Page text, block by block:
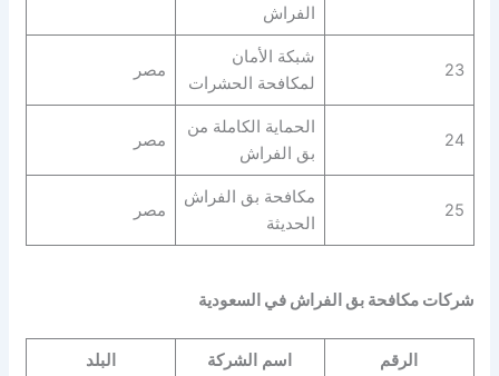
الفراش
23
شبكة الأمان
لمكافحة الحشرات
مصر
24
الحماية الكاملة من
بق الفراش
مصر
25
مكافحة بق الفراش
الحديثة
مصر
شركات مكافحة بق الفراش في السعودية
الرقم اسم الشركة البلد